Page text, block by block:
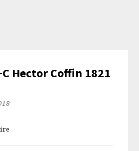
Hector Coffin 1821